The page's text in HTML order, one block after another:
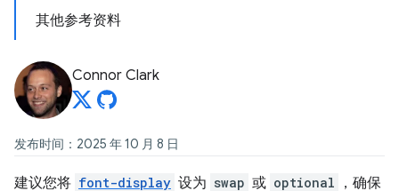
其他参考资料
Connor Clark
发布时间：2025 年 10 月 8 日
建议您将 font-display 设为 swap 或 optional ，确保